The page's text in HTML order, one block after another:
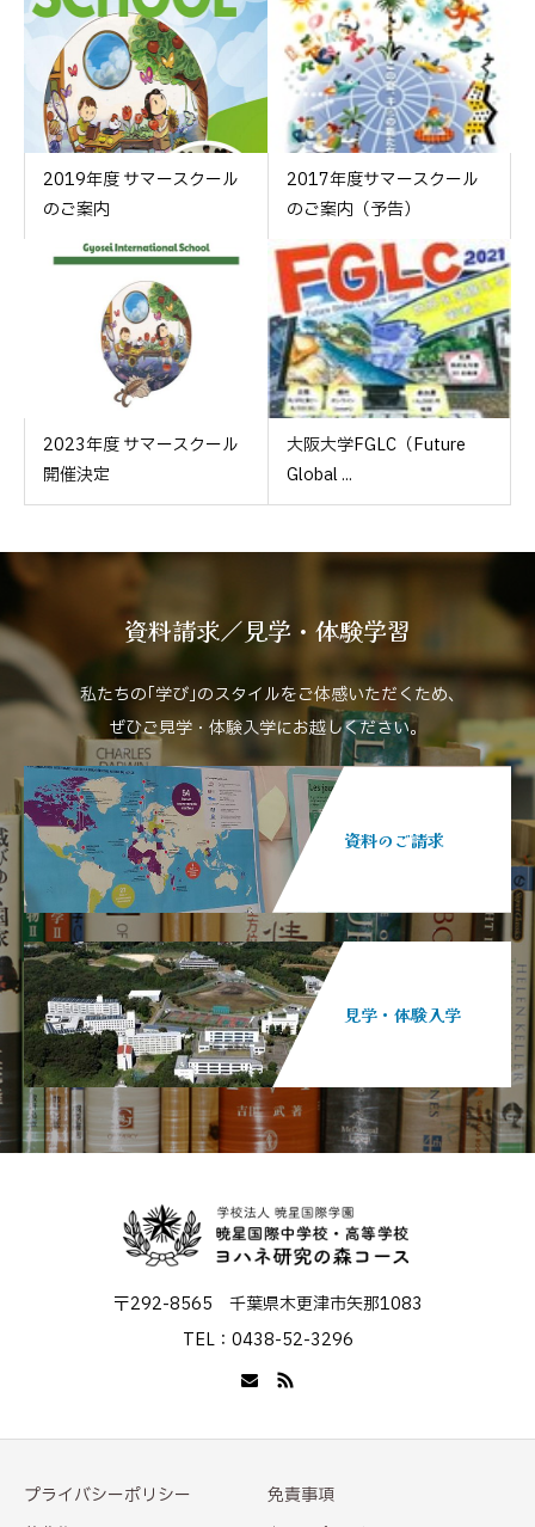
2019年度 サマースクール
のご案内
2017年度サマースクール
のご案内（予告）
2023年度 サマースクール
開催決定
大阪大学FGLC（Future
Global ...
資料請求／見学・体験学習
私たちの｢学び｣のスタイルをご体感いただくため､
ぜひご見学・体験入学にお越しください。
資料のご請求
見学・体験入学
〒292-8565 千葉県木更津市矢那1083
TEL：0438-52-3296
プライバシーポリシー
免責事項